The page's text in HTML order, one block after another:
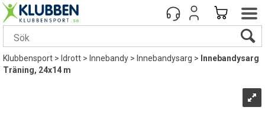
Klubbensport> Idrott> Innebandy> Innebandysarg> Innebandysarg
Träning, 24x14 m